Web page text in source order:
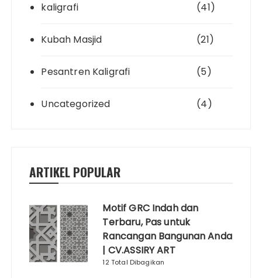
kaligrafi (41)
Kubah Masjid (21)
Pesantren Kaligrafi (5)
Uncategorized (4)
ARTIKEL POPULAR
Motif GRC Indah dan
Terbaru, Pas untuk
Rancangan Bangunan Anda
| CV.ASSIRY ART
12 Total Dibagikan